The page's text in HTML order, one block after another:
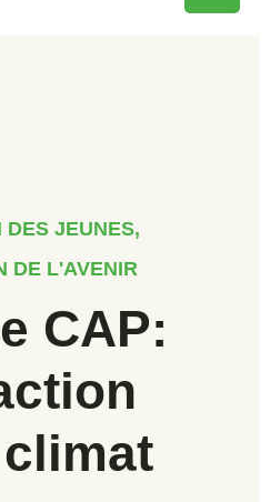
DES JEUNES,
DE L'AVENIR
CAP: